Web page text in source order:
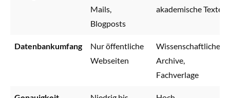
Mails,
Blogposts
akademische Texte
Datenbankumfang
Nur öffentliche
Webseiten
Wissenschaftliche
Archive,
Fachverlage